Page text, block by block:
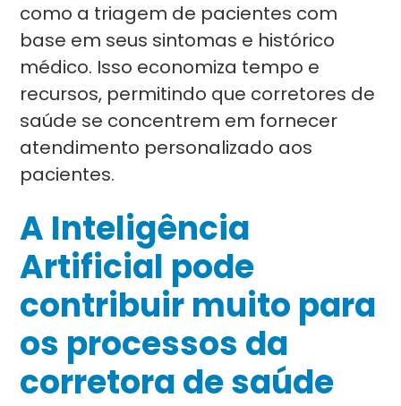
como a triagem de pacientes com
base em seus sintomas e histórico
médico. Isso economiza tempo e
recursos, permitindo que corretores de
saúde se concentrem em fornecer
atendimento personalizado aos
pacientes.
A Inteligência
Artificial pode
contribuir muito para
os processos da
corretora de saúde